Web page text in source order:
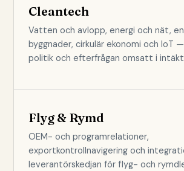
Cleantech
Vatten och avlopp, energi och nät,
byggnader, cirkulär ekonomi och IoT
politik och efterfrågan omsatt i
Flyg & Rymd
OEM- och programrelationer,
exportkontrollnavigering och
leverantörskedjan för flyg- och